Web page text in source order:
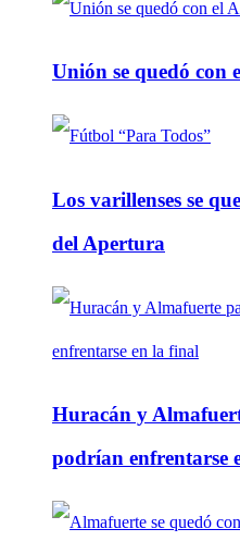
Unión se quedó con
Los varillenses se
del Apertura
Huracán y
podrían enfrentarse